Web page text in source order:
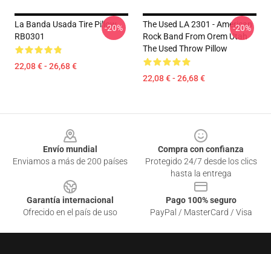
La Banda Usada Tire Pillow
RB0301
22,08 € - 26,68 €
-20%
The Used LA 2301 - American
Rock Band From Orem Utah
The Used Throw Pillow
22,08 € - 26,68 €
-20%
Envío mundial
Enviamos a más de 200 países
Compra con confianza
Protegido 24/7 desde los clics
hasta la entrega
Garantía internacional
Ofrecido en el país de uso
Pago 100% seguro
PayPal / MasterCard / Visa